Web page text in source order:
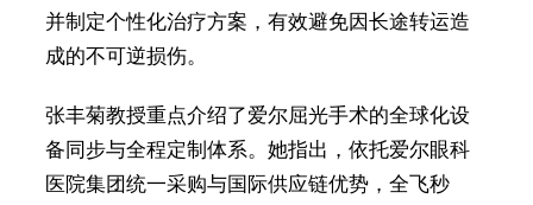
并制定个性化治疗方案，有效避免因长途转运造
成的不可逆损伤。
张丰菊教授重点介绍了爱尔屈光手术的全球化设
备同步与全程定制体系。她指出，依托爱尔眼科
医院集团统一采购与国际供应链优势，全飞秒